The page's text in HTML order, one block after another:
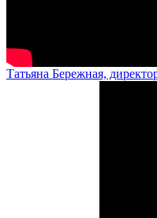
Татьяна Бережная,